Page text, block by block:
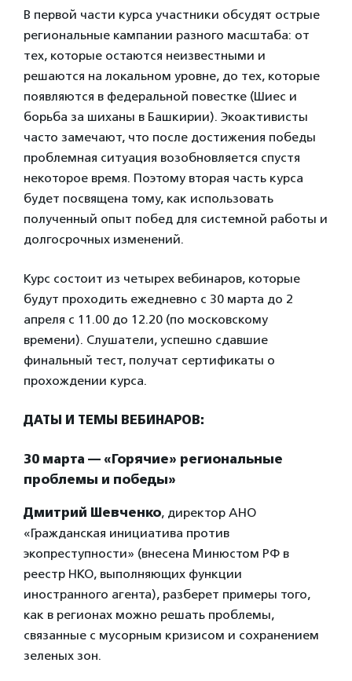
В первой части курса участники обсудят острые
региональные кампании разного масштаба: от
тех, которые остаются неизвестными и
решаются на локальном уровне, до тех, которые
появляются в федеральной повестке (Шиес и
борьба за шиханы в Башкирии). Экоактивисты
часто замечают, что после достижения победы
проблемная ситуация возобновляется спустя
некоторое время. Поэтому вторая часть курса
будет посвящена тому, как использовать
полученный опыт побед для системной работы и
долгосрочных изменений.
Курс состоит из четырех вебинаров, которые
будут проходить ежедневно с 30 марта до 2
апреля с 11.00 до 12.20 (по московскому
времени). Слушатели, успешно сдавшие
финальный тест, получат сертификаты о
прохождении курса.
ДАТЫ И ТЕМЫ ВЕБИНАРОВ:
30 марта — «Горячие» региональные
проблемы и победы»
Дмитрий Шевченко, директор АНО
«Гражданская инициатива против
экопреступности» (внесена Минюстом РФ в
реестр НКО, выполняющих функции
иностранного агента), разберет примеры того,
как в регионах можно решать проблемы,
связанные с мусорным кризисом и сохранением
зеленых зон.